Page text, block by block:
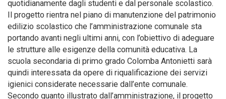
quotidianamente dagli studenti e dal personale scolastico.
Il progetto rientra nel piano di manutenzione del patrimonio
edilizio scolastico che l’amministrazione comunale sta
portando avanti negli ultimi anni, con l’obiettivo di adeguare
le strutture alle esigenze della comunità educativa. La
scuola secondaria di primo grado Colomba Antonietti sarà
quindi interessata da opere di riqualificazione dei servizi
igienici considerate necessarie dall’ente comunale.
Secondo quanto illustrato dall’amministrazione, il progetto